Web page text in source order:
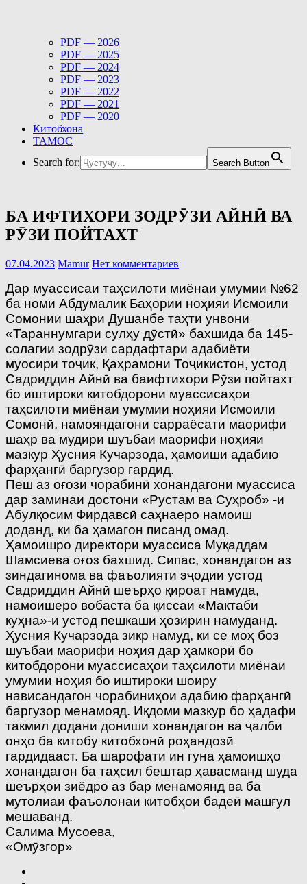
PDF — 2026
PDF — 2025
PDF — 2024
PDF — 2023
PDF — 2022
PDF — 2021
PDF — 2020
Китобхона
ТАМОС
Search for:
Search Button
БА ИФТИХОРИ ЗОДРӮЗИ АЙНӢ ВА
РӮЗИ ПОЙТАХТ
07.04.2023 Mamur Нет комментариев
Дар муассисаи таҳсилоти миёнаи умумии №62
ба номи Абдумалик Баҳории ноҳияи Исмоили
Сомонии шаҳри Душанбе таҳти унвони
«Тараннумгари сулҳу дӯстӣ» бахшида ба 145-
солагии зодрӯзи сардафтари адабиёти
муосири тоҷик, Қаҳрамони Тоҷикистон, устод
Садриддин Айнӣ ва баифтихори Рӯзи пойтахт
бо иштироки китобдорони муассисаҳои
таҳсилоти миёнаи умумии ноҳияи Исмоили
Сомонӣ, намояндагони сарраёсати маорифи
шаҳр ва мудири шуъбаи маорифи ноҳияи
мазкур Ҳусния Кучарзода, ҳамоиши адабию
фарҳангӣ баргузор гардид.
Пеш аз оғози чорабинӣ хонандагони муассиса
дар заминаи достони «Рустам ва Суҳроб» -и
Абулқосим Фирдавсӣ саҳнаеро намоиш
доданд, ки ба ҳамагон писанд омад.
Ҳамоишро директори муассиса Муқаддам
Шамсиева оғоз бахшид. Сипас, хонандагон аз
зиндагинома ва фаъолияти эҷодии устод
Садриддин Айнӣ шеърҳо қироат намуда,
намоишеро вобаста ба қиссаи «Мактаби
куҳна»-и устод пешкаши ҳозирин намуданд.
Ҳусния Кучарзода зикр намуд, ки се моҳ боз
шуъбаи маорифи ноҳия дар ҳамкорӣ бо
китобдорони муассисаҳои таҳсилоти миёнаи
умумии ноҳия бо иштироки шоиру
нависандагон чорабиниҳои адабию фарҳангӣ
баргузор менамояд. Иқдоми мазкур бо ҳадафи
такмил додани дониши хонандагон ва ҷалби
онҳо ба китобу китобхонӣ роҳандозӣ
гардидааст. Ба шарофати ин гуна ҳамоишҳо
хонандагон ба таҳсил бештар ҳавасманд шуда
шеърҳои зиёдро аз бар менамоянд ва ба
мутолиаи фаъолонаи китобҳои бадеӣ машғул
мешаванд.
Салима Мусоева,
«Омӯзгор»